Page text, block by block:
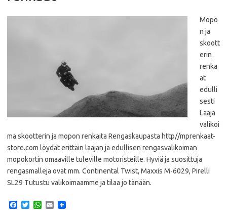
Mopo
n ja
skoott
erin
renka
at
edulli
sesti
Laaja
valikoi
ma skootterin ja mopon renkaita Rengaskaupasta http//mprenkaat-
store.com löydät erittäin laajan ja edullisen rengasvalikoiman
mopokortin omaaville tuleville motoristeille. Hyviä ja suosittuja
rengasmalleja ovat mm. Continental Twist, Maxxis M-6029, Pirelli
SL29 Tutustu valikoimaamme ja tilaa jo tänään.
T
W
E